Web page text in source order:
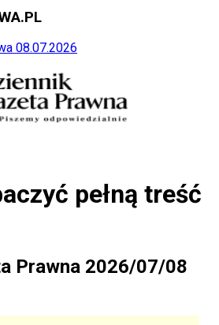
08.07.2026
pełną treść
Prawna 2026/07/08